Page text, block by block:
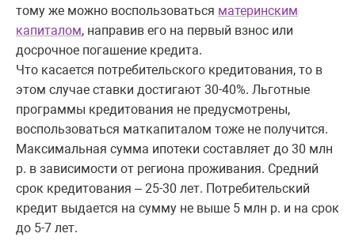
тому же можно воспользоваться материнским
капиталом, направив его на первый взнос или
досрочное погашение кредита.
Что касается потребительского кредитования, то в
этом случае ставки достигают 30-40%. Льготные
программы кредитования не предусмотрены,
воспользоваться маткапиталом тоже не получится.
Максимальная сумма ипотеки составляет до 30 млн
р. в зависимости от региона проживания. Средний
срок кредитования – 25-30 лет. Потребительский
кредит выдается на сумму не выше 5 млн р. и на срок
до 5-7 лет.